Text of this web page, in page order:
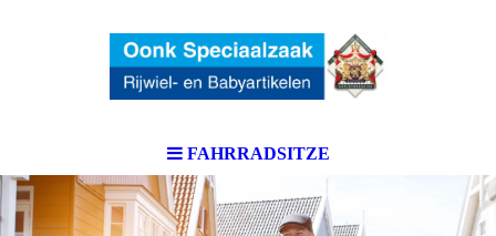
FAHRRADSITZE
nkel in
Wintersw